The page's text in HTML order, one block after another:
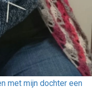
met mijn dochter een